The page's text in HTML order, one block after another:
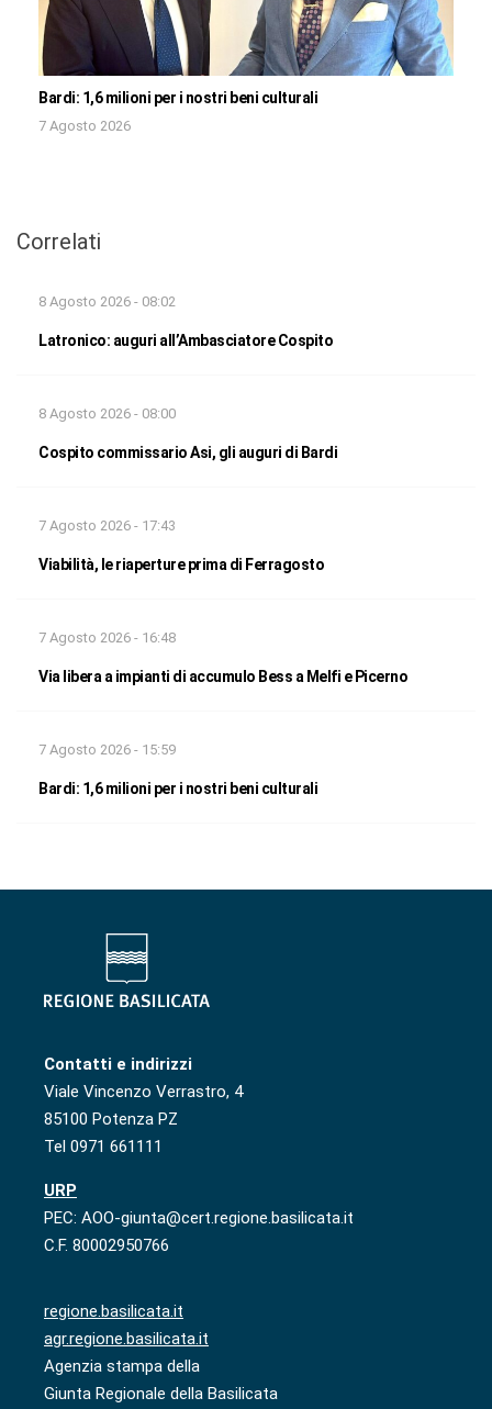
Bardi: 1,6 milioni per i nostri beni culturali
7 Agosto 2026
Correlati
8 Agosto 2026 - 08:02
Latronico: auguri all’Ambasciatore Cospito
8 Agosto 2026 - 08:00
Cospito commissario Asi, gli auguri di Bardi
7 Agosto 2026 - 17:43
Viabilità, le riaperture prima di Ferragosto
7 Agosto 2026 - 16:48
Via libera a impianti di accumulo Bess a Melfi e Picerno
7 Agosto 2026 - 15:59
Bardi: 1,6 milioni per i nostri beni culturali
Contatti e indirizzi
Viale Vincenzo Verrastro, 4
85100 Potenza PZ
Tel 0971 661111
URP
PEC: AOO-giunta@cert.regione.basilicata.it
C.F. 80002950766
regione.basilicata.it
agr.regione.basilicata.it
Agenzia stampa della
Giunta Regionale della Basilicata